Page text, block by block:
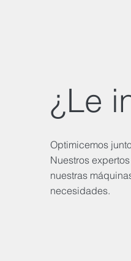
¿Le
Optimicemos
Nuestros
nuestras
necesidades.